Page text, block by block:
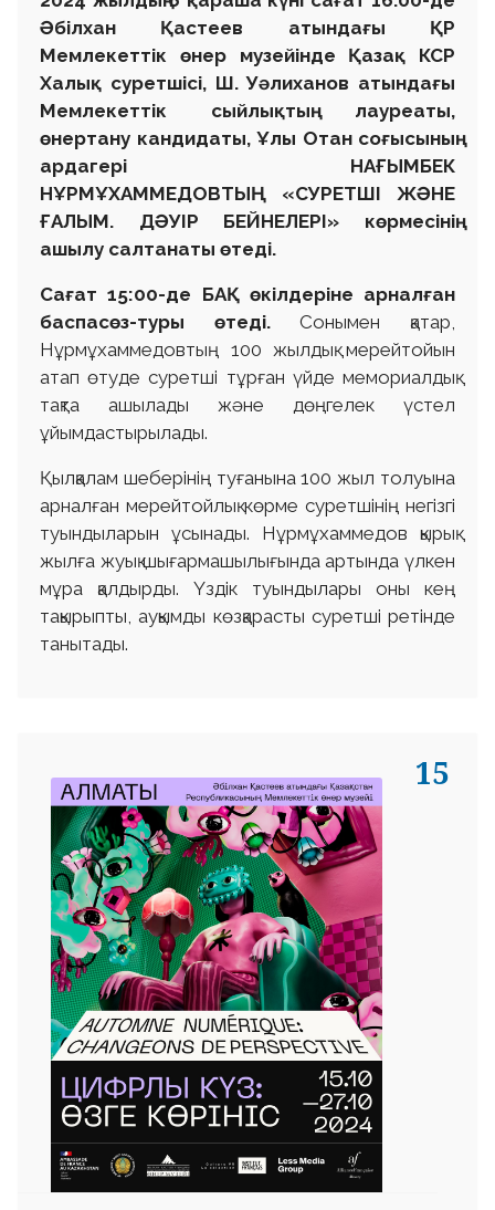
Әбілхан Қастеев атындағы ҚР
Мемлекеттік өнер музейінде Қазақ КСР
Халық суретшісі, Ш. Уәлиханов атындағы
Мемлекеттік сыйлықтың лауреаты,
өнертану кандидаты, Ұлы Отан соғысының
ардагері НАҒЫМБЕК
НҰРМҰХАММЕДОВТЫҢ «СУРЕТШІ ЖӘНЕ
ҒАЛЫМ. ДӘУІР БЕЙНЕЛЕРІ» көрмесінің
ашылу салтанаты өтеді.
Сағат 15:00-де БАҚ өкілдеріне арналған
баспасөз-туры өтеді.Сонымен қатар,
Нұрмұхаммедовтың 100 жылдық мерейтойын
атап өтуде суретші тұрған үйде мемориалдық
тақта ашылады және дөңгелек үстел
ұйымдастырылады.
Қылқалам шеберінің туғанына 100 жыл толуына
арналған мерейтойлық көрме суретшінің негізгі
туындыларын ұсынады. Нұрмұхаммедов қырық
жылға жуық шығармашылығында артында үлкен
мұра қалдырды. Үздік туындылары оны кең
тақырыпты, ауқымды көзқарасты суретші ретінде
танытады.
15